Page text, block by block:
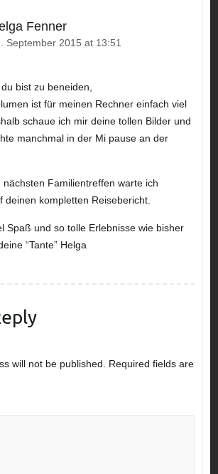
Fenner
September 2015 at 13:51
bist zu beneiden,
ist für meinen Rechner einfach viel
schaue ich mir deine tollen Bilder und
manchmal in der Mi pause an der
nächsten Familientreffen warte ich
deinen kompletten Reisebericht.
Spaß und so tolle Erlebnisse wie bisher
“Tante” Helga
will not be published. Required fields are